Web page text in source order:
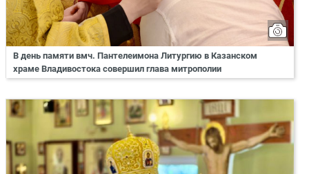
В день памяти вмч. Пантелеимона Литургию в Казанском
храме Владивостока совершил глава митрополии